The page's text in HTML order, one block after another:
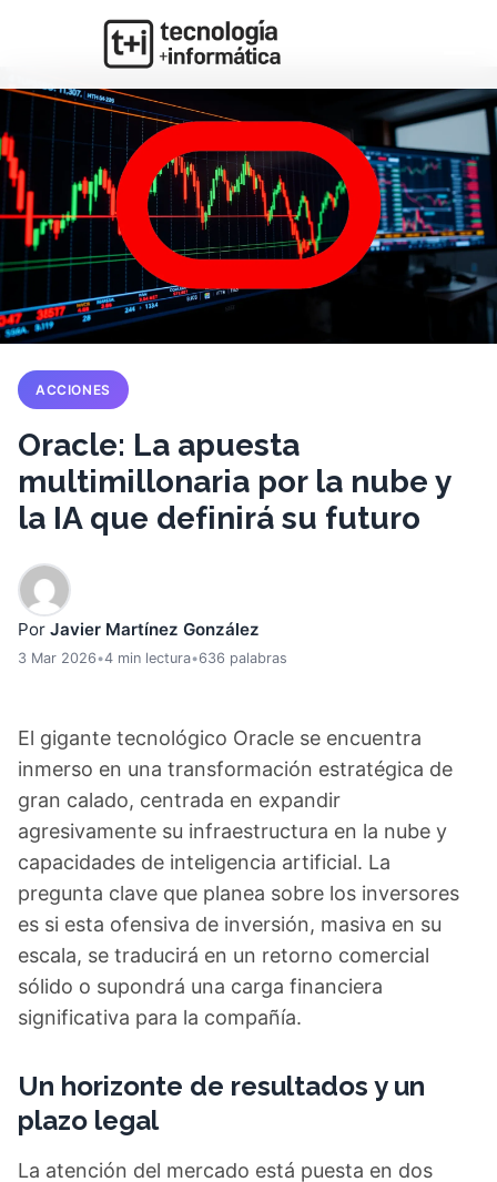
ACCIONES
Oracle: La apuesta
multimillonaria por la nube y
la IA que definirá su futuro
Por Javier Martínez González
3 Mar 2026•4 min lectura•636 palabras
El gigante tecnológico Oracle se encuentra
inmerso en una transformación estratégica de
gran calado, centrada en expandir
agresivamente su infraestructura en la nube y
capacidades de inteligencia artificial. La
pregunta clave que planea sobre los inversores
es si esta ofensiva de inversión, masiva en su
escala, se traducirá en un retorno comercial
sólido o supondrá una carga financiera
significativa para la compañía.
Un horizonte de resultados y un
plazo legal
La atención del mercado está puesta en dos